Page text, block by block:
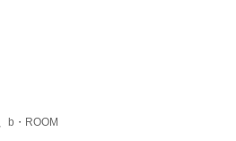
b・ROOM